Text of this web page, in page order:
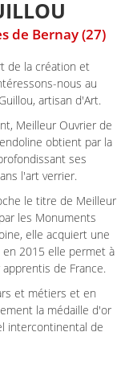
de Bernay (27)
de la création et
nous au
artisan d'Art.
Meilleur Ouvrier de
obtient par la
ses
l'art verrier.
le titre de Meilleur
les Monuments
elle acquiert une
2015 elle permet à
de France.
et métiers et en
la médaille d'or
intercontinental de